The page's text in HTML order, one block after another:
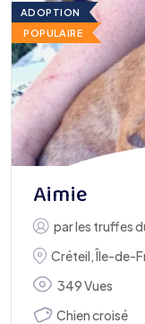
ADOPTION
POPULAIRE
Aimie
parles truffes
Créteil,Île-de-
349 Vues
Chien croisé